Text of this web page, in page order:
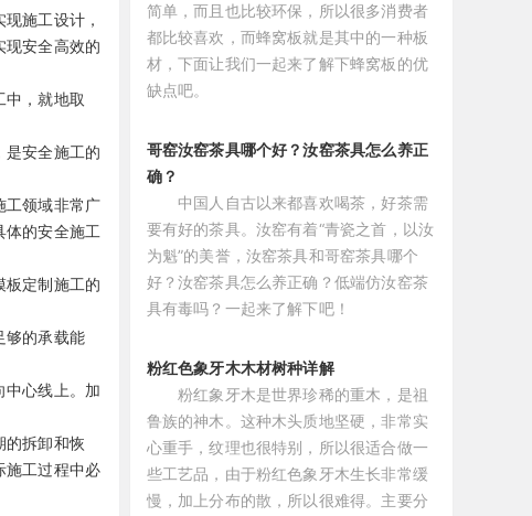
施工设计，
现安全高效的
，就地取
是安全施工的
工领域非常广
体的安全施工
板定制施工的
够的承载能
中心线上。加
的拆卸和恢
施工过程中必
简单，而且也比较环保，所以很多消费者
都比较喜欢，而蜂窝板就是其中的一种板
材，下面让我们一起来了解下蜂窝板的优
缺点吧。
哥窑汝窑茶具哪个好？汝窑茶具怎么养正
确？
中国人自古以来都喜欢喝茶，好茶需
要有好的茶具。汝窑有着“青瓷之首，以汝
为魁”的美誉，汝窑茶具和哥窑茶具哪个
好？汝窑茶具怎么养正确？低端仿汝窑茶
具有毒吗？一起来了解下吧！
粉红色象牙木木材树种详解
粉红象牙木是世界珍稀的重木，是祖
鲁族的神木。这种木头质地坚硬，非常实
心重手，纹理也很特别，所以很适合做一
些工艺品，由于粉红色象牙木生长非常缓
慢，加上分布的散，所以很难得。主要分